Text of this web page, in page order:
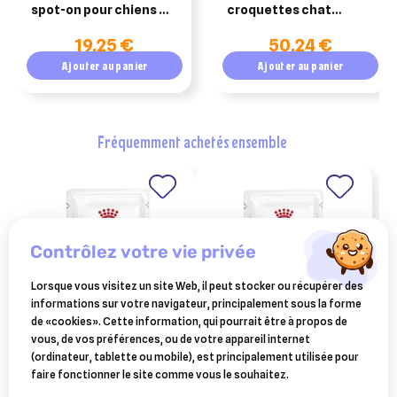
spot-on pour chiens de
19,25 €
Ajouter au panier
croquettes chat
sac 3 kg50,24 €
Ajouter au panier
fréquemment achetés ensemble
royal canin veterinary diet
cat renal poisson – 12 x 85 g
22,37 €
royal canin veterinary chat
renal poulet - sachets - 12 x
85 g
22,37 €
contrôlez votre vie privée
Lorsque vous visitez un site Web, il peut stocker ou récupérer des
informations sur votre navigateur, principalement sous la forme
de «cookies». Cette information, qui pourrait être à propos de
vous, de vos préférences, ou de votre appareil internet
(ordinateur, tablette ou mobile), est principalement utilisée pour
faire fonctionner le site comme vous le souhaitez.